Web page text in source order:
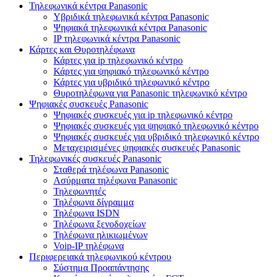
Τηλεφωνικά κέντρα Panasonic
Υβριδικά τηλεφωνικά κέντρα Panasonic
Ψηφιακά τηλεφωνικά κέντρα Panasonic
IP τηλεφωνικά κέντρα Panasonic
Κάρτες και Θυροτηλέφωνα
Κάρτες για ip τηλεφωνικό κέντρο
Κάρτες για ψηφιακό τηλεφωνικό κέντρο
Κάρτες για υβριδικό τηλεφωνικό κέντρο
Θυροτηλέφωνα για Panasonic τηλεφωνικό κέντρο
Ψηφιακές συσκευές Panasonic
Ψηφιακές συσκευές για ip τηλεφωνικό κέντρο
Ψηφιακές συσκευές για ψηφιακό τηλεφωνικό κέντρο
Ψηφιακές συσκευές για υβριδικό τηλεφωνικό κέντρο
Μεταχειρισμένες ψηφιακές συσκευές Panasonic
Τηλεφωνικές συσκευές Panasonic
Σταθερά τηλέφωνα Panasonic
Ασύρματα τηλέφωνα Panasonic
Τηλεφωνητές
Τηλέφωνα δίγραμμα
Τηλέφωνα ISDN
Τηλέφωνα ξενοδοχείων
Τηλέφωνα ηλικιωμένων
Voip-IP τηλέφωνα
Περιφερειακά τηλεφωνικού κέντρου
Σύστημα Προαπάντησης